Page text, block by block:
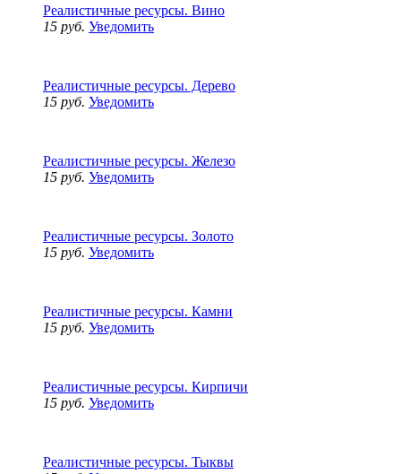
Реалистичные ресурсы. Вино
15 руб. Уведомить
Реалистичные ресурсы. Дерево
15 руб. Уведомить
Реалистичные ресурсы. Железо
15 руб. Уведомить
Реалистичные ресурсы. Золото
15 руб. Уведомить
Реалистичные ресурсы. Камни
15 руб. Уведомить
Реалистичные ресурсы. Кирпичи
15 руб. Уведомить
Реалистичные ресурсы. Тыквы